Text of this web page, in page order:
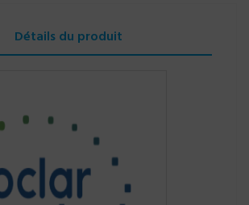
Détails du produit